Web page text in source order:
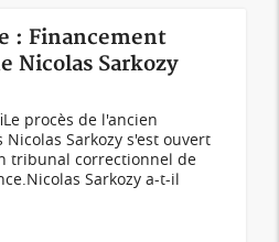
: Financement
Nicolas Sarkozy
procès de l'ancien
Sarkozy s'est ouvert
tribunal correctionnel de
Sarkozy a-t-il